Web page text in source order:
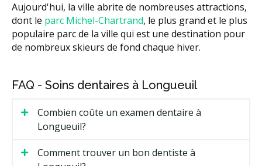
Aujourd'hui, la ville abrite de nombreuses attractions,
dont le parc Michel-Chartrand, le plus grand et le plus
populaire parc de la ville qui est une destination pour
de nombreux skieurs de fond chaque hiver.
FAQ - Soins dentaires à Longueuil
Combien coûte un examen dentaire à
Longueuil?
Comment trouver un bon dentiste à